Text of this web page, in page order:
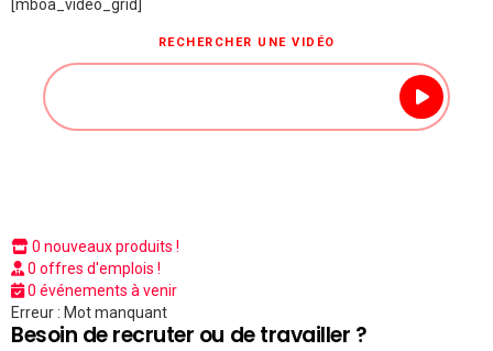
[mboa_video_grid]
RECHERCHER UNE VIDÉO
0 nouveaux produits !
0 offres d'emplois !
0 événements à venir
Erreur : Mot manquant
Besoin de recruter ou de travailler ?